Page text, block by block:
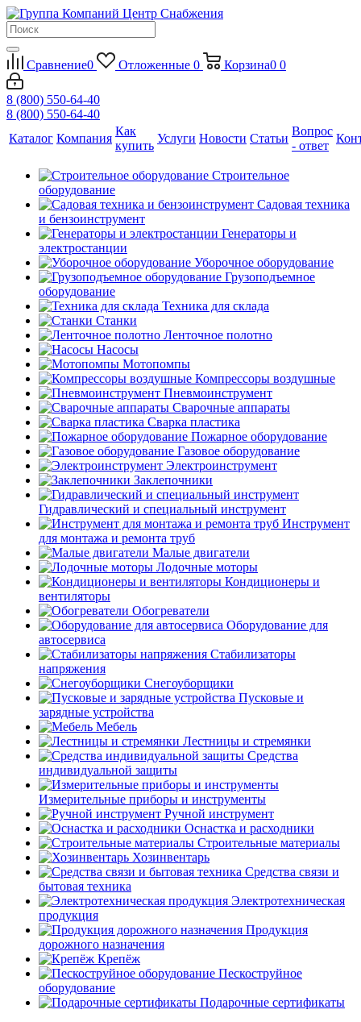
Сравнение0 Отложенные 0 Корзина0 0
8 (800) 550-64-40
8 (800) 550-64-40
Каталог Компания
Как
купить
Услуги Новости Статьи
Вопрос
- ответ
Строительное
оборудование
Садовая техника
и бензоинструмент
Генераторы и
электростанции
Уборочное оборудование
Грузоподъемное
оборудование
Техника для склада
Станки
Ленточное полотно
Насосы
Мотопомпы
Компрессоры воздушные
Пневмоинструмент
Сварочные аппараты
Сварка пластика
Пожарное оборудование
Газовое оборудование
Электроинструмент
Заклепочники
Гидравлический и специальный инструмент
Инструмент
для монтажа и ремонта труб
Малые двигатели
Лодочные моторы
Кондиционеры и
вентиляторы
Обогреватели
Оборудование для
автосервиса
Стабилизаторы
напряжения
Снегоуборщики
Пусковые и
зарядные устройства
Мебель
Лестницы и стремянки
Средства
индивидуальной защиты
Измерительные приборы и инструменты
Ручной инструмент
Оснастка и расходники
Строительные материалы
Хозинвентарь
Средства связи и
бытовая техника
Электротехническая
продукция
Продукция
дорожного назначения
Крепёж
Пескоструйное
оборудование
Подарочные сертификаты